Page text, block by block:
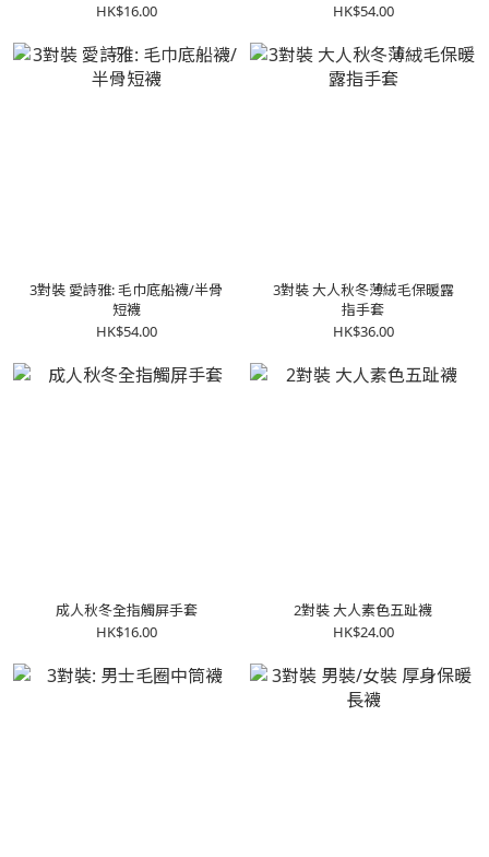
HK$16.00
HK$54.00
3對裝 愛詩雅: 毛巾底船襪/半骨
短襪
HK$54.00
3對裝 大人秋冬薄絨毛保暖露
指手套
HK$36.00
成人秋冬全指觸屏手套
HK$16.00
2對裝 大人素色五趾襪
HK$24.00